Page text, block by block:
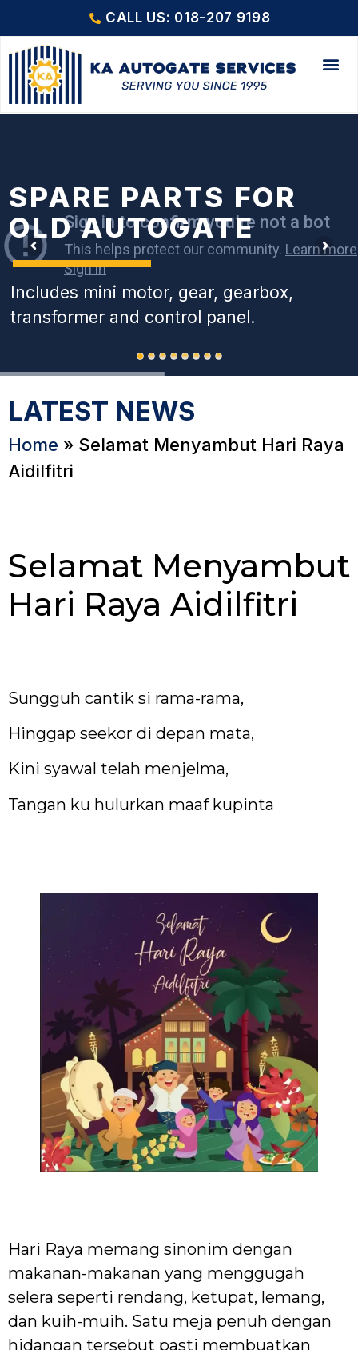
CALL US: 018-207 9198
SPARE PARTS FOR
OLD AUTOGATE
Includes mini motor, gear, gearbox,
transformer and control panel.
LATEST NEWS
Home » Selamat Menyambut Hari Raya
Aidilfitri
Selamat Menyambut
Hari Raya Aidilfitri
Sungguh cantik si rama-rama,
Hinggap seekor di depan mata,
Kini syawal telah menjelma,
Tangan ku hulurkan maaf kupinta
Hari Raya memang sinonim dengan
makanan-makanan yang menggugah
selera seperti rendang, ketupat, lemang,
dan kuih-muih. Satu meja penuh dengan
hidangan tersebut pasti membuatkan